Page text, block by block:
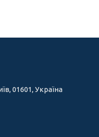
01601, Україна